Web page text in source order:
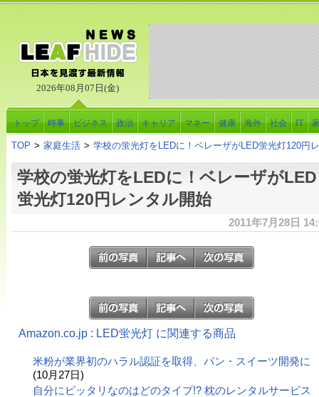
2026年08月07日(金)
トップ 時事 ビジネス 政治 キャリア マネー 健康 海外 社会 IT
TOP > 家庭生活 > 学校の蛍光灯をLEDに！ベレーザがLED蛍光灯120円
学校の蛍光灯をLEDに！ベレーザがLED
蛍光灯120円レンタル開始
2011年7月28日
Amazon.co.jp : LED蛍光灯 に関連する商品
米粉が業界初のハラル認証を取得、パン・スイーツ開発に
(10月27日)
自分にピッタリなのはどのタイプ!? 枕のレンタルサービス